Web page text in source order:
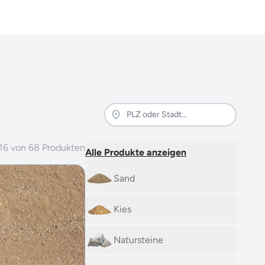
16 von 68 ProduktenAlle Produkte anzeigen
Sand
Kies
Natursteine